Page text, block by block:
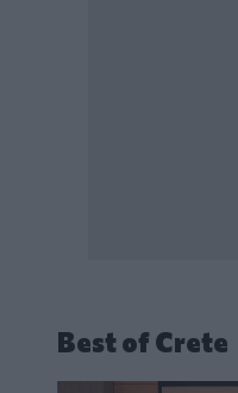
Best of Crete